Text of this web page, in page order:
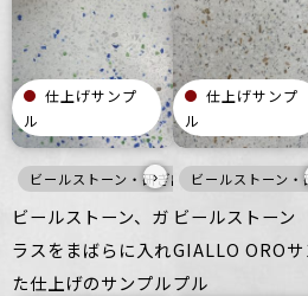
仕上げサンプ
ル
ビールストーン・研ぎ出し仕上げ 寒色
›
ビールストーン、ガ
ラスをまばらに入れ
た仕上げのサンプル
仕上げサンプ
ル
ビールストーン
ビールストーン
GIALLO OROサ
プル